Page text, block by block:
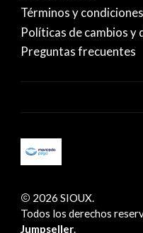
Términos y condiciones
Políticas de cambios y
Preguntas frecuentes
2026 SIOUX.
Todos los derechos
Jumpseller.